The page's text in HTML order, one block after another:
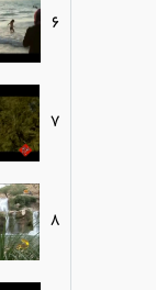
6
7
8